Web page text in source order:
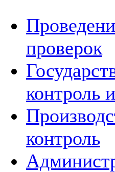
проверок
контроль
контроль